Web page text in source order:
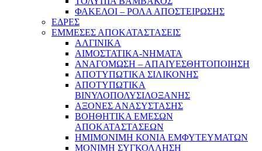
ΦΑΚΕΛΟΙ – ΡΟΛΑ ΑΠΟΣΤΕΙΡΩΣΗΣ
ΕΔΡΕΣ
ΕΜΜΕΣΕΣ ΑΠΟΚΑΤΑΣΤΑΣΕΙΣ
ΑΛΓΙΝΙΚΑ
ΑΙΜΟΣΤΑΤΙΚΑ-ΝΗΜΑΤΑ
ΑΝΑΓΟΜΩΣΗ – ΑΠΑΙΥΕΣΘΗΤΟΠΟΙΗΣΗ
ΑΠΟΤΥΠΩΤΙΚΑ ΣΙΛΙΚΟΝΗΣ
ΑΠΟΤΥΠΩΤΙΚΑ
ΒΙΝΥΛΟΠΟΛΥΣΙΛΟΞΑΝΗΣ
ΑΞΟΝΕΣ ΑΝΑΣΥΣΤΑΣΗΣ
ΒΟΗΘΗΤΙΚΑ ΕΜΕΣΩΝ
ΑΠΟΚΑΤΑΣΤΑΣΕΩΝ
ΗΜΙΜΟΝΙΜΗ ΚΟΝΙΑ ΕΜΦΥΤΕΥΜΑΤΩΝ
ΜΟΝΙΜΗ ΣΥΓΚΟΛΛΗΣΗ